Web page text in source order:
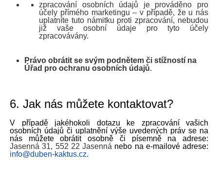
zpracování osobních údajů je prováděno pro
účely přímého marketingu – v případě, že u nás
uplatníte tuto námitku proti zpracování, nebudou
již vaše osobní údaje pro tyto účely
zpracovávány.
Právo obrátit se svým podnětem či stížností na
Úřad pro ochranu osobních údajů.
6. Jak nás můžete kontaktovat?
V případě jakéhokoli dotazu ke zpracování vašich
osobních údajů či uplatnění výše uvedených práv se na
nás můžete obrátit osobně či písemně na adrese:
Jasenná 31, 552 22 Jasenná nebo na e-mailové adrese:
info@duben-kaktus.cz.